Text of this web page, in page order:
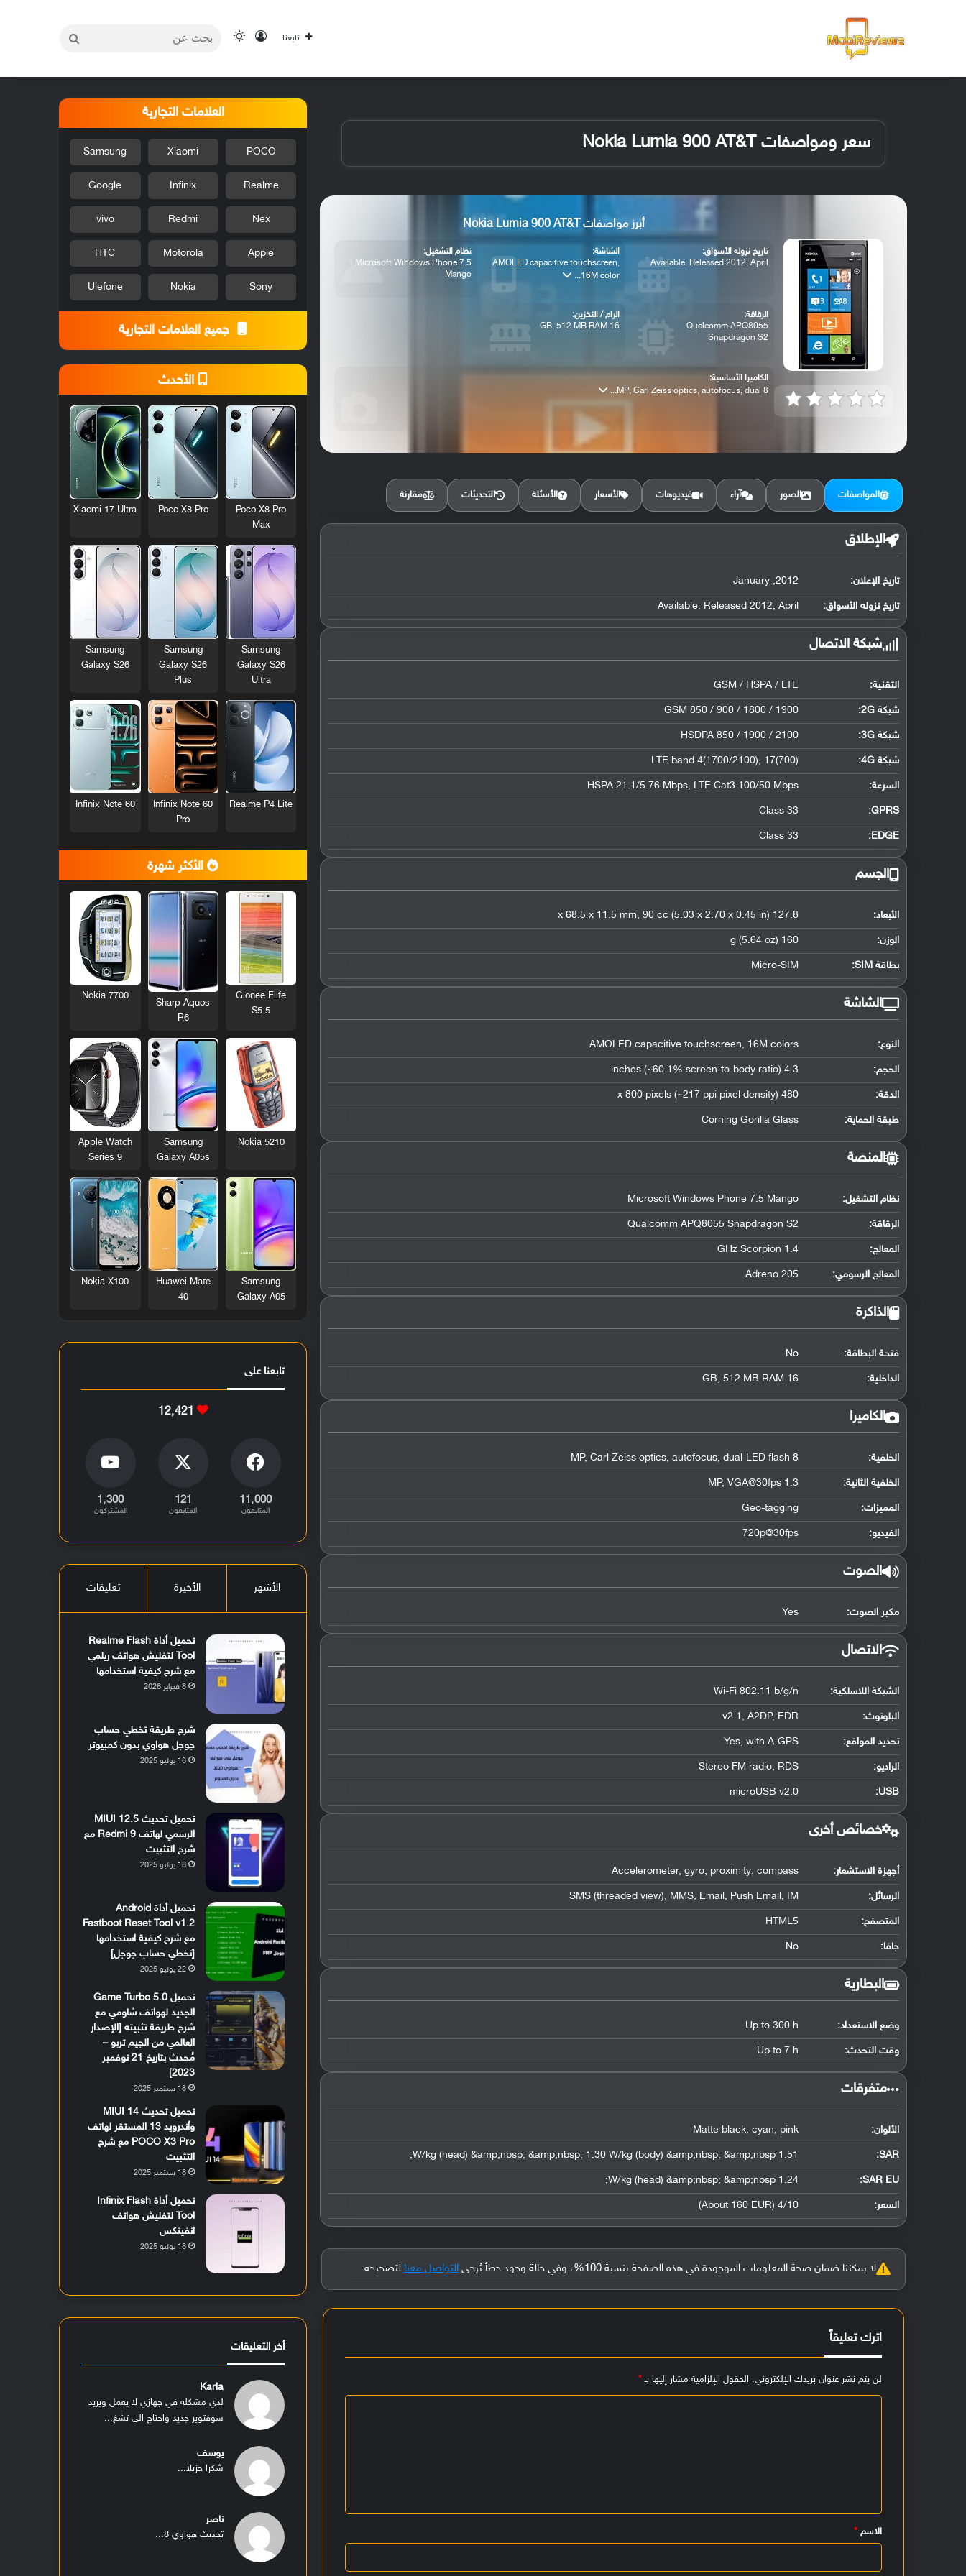
تابعنا تسجيل الدخول
الوضع المظلم
سعر ومواصفات Nokia Lumia 900 AT&T
أبرز مواصفات Nokia Lumia 900 AT&T
تاريخ نزوله الأسواق:
Available. Released 2012, April
الشاشة:
AMOLED capacitive touchscreen,
16M color...
نظام التشغيل:
Microsoft Windows Phone 7.5
Mango
الرقاقة:
Qualcomm APQ8055
Snapdragon S2
الرام / التخزين:
16 GB, 512 MB RAM
الكاميرا الأساسية:
8 MP, Carl Zeiss optics, autofocus, dual...
المواصفات الصور آراء فيديوهات الأسعار الأسئلة التحديثات مقارنة
الإطلاق
تاريخ الإعلان: 2012, January
تاريخ نزوله الأسواق: Available. Released 2012, April
شبكة الاتصال
التقنية: GSM / HSPA / LTE
شبكة 2G: GSM 850 / 900 / 1800 / 1900
شبكة 3G :
HSDPA 850 / 1900 / 2100
شبكة 4G :
LTE band 4(1700/2100), 17(700)
السرعة: HSPA 21.1/5.76 Mbps, LTE Cat3 100/50 Mbps
GPRS:
Class 33
EDGE:
Class 33
الجسم
الأبعاد: 127.8 x 68.5 x 11.5 mm, 90 cc (5.03 x 2.70 x 0.45 in)
الوزن: 160 g (5.64 oz)
بطاقة SIM: Micro-SIM
الشاشة
النوع: AMOLED capacitive touchscreen, 16M colors
الحجم: 4.3 inches (~60.1% screen-to-body ratio)
الدقة: 480 x 800 pixels (~217 ppi pixel density)
طبقة الحماية: Corning Gorilla Glass
المنصة
نظام التشغيل:
Microsoft Windows Phone 7.5 Mango
الرقاقة:
Qualcomm APQ8055 Snapdragon S2
المعالج:
1.4 GHz Scorpion
المعالج الرسومي:
Adreno 205
الذاكرة
فتحة البطاقة: No
الداخلية: 16 GB, 512 MB RAM
الكاميرا
الخلفية: 8 MP, Carl Zeiss optics, autofocus, dual-LED flash
الخلفية الثانية: 1.3 MP, VGA@30fps
المميزات: Geo-tagging
الفيديو: 720p@30fps
الصوت
مكبر الصوت: Yes
الاتصال
الشبكة اللاسلكية: Wi-Fi 802.11 b/g/n
البلوتوث:
v2.1, A2DP, EDR
تحديد المواقع:
Yes, with A-GPS
الراديو: Stereo FM radio, RDS
USB
:
microUSB v2.0
خصائص أخرى
أجهزة الاستشعار: Accelerometer, gyro, proximity, compass
الرسائل: SMS (threaded view), MMS, Email, Push Email, IM
المتصفح: HTML5
جافا: No
البطارية
وضع الاستعداد: Up to 300 h
وقت التحدث: Up to 7 h
‏متفرقات‏
الألوان: Matte black, cyan, pink
SAR
:
1.51 W/kg (head) &amp;nbsp; &amp;nbsp; 1.30 W/kg (body) &amp;nbsp; &amp;nbsp;
SAR EU:
1.24 W/kg (head) &amp;nbsp; &amp;nbsp;
السعر: 4/10 (About 160 EUR)
لا يمكننا ضمان صحة المعلومات الموجودة في هذه الصفحة بنسبة 100%، وفي حالة وجود خطأ يُرجى التواصل معنا لتصحيحه.
اترك تعليقاً
لن يتم نشر عنوان بريدك الإلكتروني. الحقول الإلزامية مشار إليها بـ*
الاسم*
العلامات التجارية
POCO
Xiaomi
Samsung
Realme
Infinix
Google
Nex
Redmi
vivo
Apple
Motorola
HTC
Sony
Nokia
Ulefone
جميع العلامات التجارية
الأحدث
Poco X8 Pro
Max
Poco X8 Pro
Xiaomi 17 Ultra
Samsung
Galaxy S26
Ultra
Samsung
Galaxy S26
Plus
Samsung
Galaxy S26
Realme P4 Lite
Infinix Note 60
Pro
Infinix Note 60
الأكثر شهرة
Gionee Elife
S5.5
Sharp Aquos
R6
Nokia 7700
Nokia 5210
Samsung
Galaxy A05s
Apple Watch
Series 9
Samsung
Galaxy A05
Huawei Mate
40
Nokia X100
تابعنا على
12٬421
11٬000
المتابعون
121
المتابعون
1٬300
المشتركون
الأشهر الأخيرة تعليقات
تحميل أداة Realme Flash
Tool لتفليش هواتف ريلمي
مع شرح كيفية استخدامها
8 فبراير 2026
شرح طريقة تخطي حساب
جوجل هواوي بدون كمبيوتر
18 يوليو 2025
تحميل تحديث MIUI 12.5
الرسمي لهاتف Redmi 9 مع
شرح التثبيت
18 يوليو 2025
تحميل أداة Android
Fastboot Reset Tool v1.2
مع شرح كيفية استخدامها
[تخطي حساب جوجل]
22 يوليو 2025
تحميل Game Turbo 5.0
الجديد لهواتف شاومي مع
شرح طريقة تثبيته [الإصدار
العالمي من الجيم تربو –
مُحدث بتاريخ 21 نوفمبر
2023]
18 سبتمبر 2025
تحميل تحديث MIUI 14
وأندرويد 13 المستقر لهاتف
POCO X3 Pro مع شرح
التثبيت
18 سبتمبر 2025
تحميل أداة Infinix Flash
Tool لتفليش هواتف
انفينكس
18 يوليو 2025
أخر التعليقات
Karla
لدي مشكله في جهازي لا يعمل ويريد
سوفتوير جديد واحتاج الى تشغ...
يوسف
شكرا جزيلا...
ناصر
تحديث هواوي 8...